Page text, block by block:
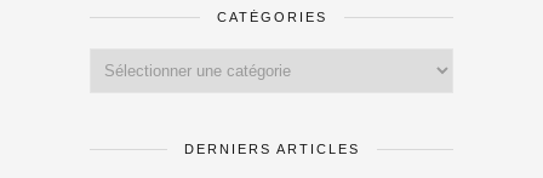
CATÉGORIES
DERNIERS ARTICLES